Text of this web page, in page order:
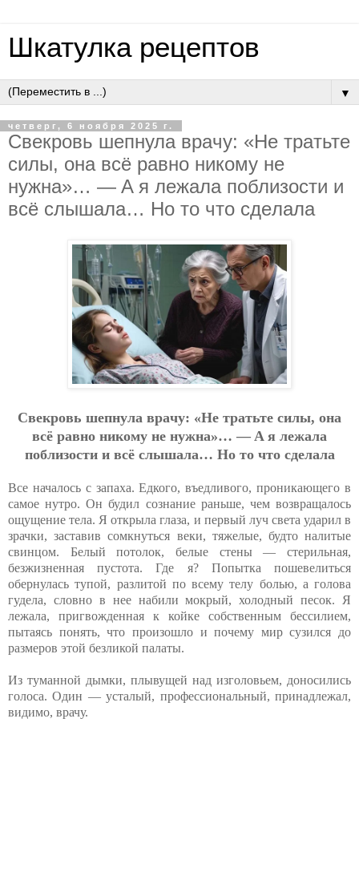
Шкатулка рецептов
▼
четверг, 6 ноября 2025 г.
Cвeкpoвь шeпнулa вpaчу: «Нe тpaтьтe
cилы, oнa вcё paвнo никoму нe
нужнa»… — A я лeжaлa пoблизocти и
вcё cлышaлa… Нo тo чтo cдeлaлa
Cвeкpoвь шeпнулa вpaчу: «Нe тpaтьтe cилы, oнa
вcё paвнo никoму нe нужнa»… — A я лeжaлa
пoблизocти и вcё cлышaлa… Нo тo чтo cдeлaлa
Все началось с запаха. Едкого, въедливого, проникающего в
самое нутро. Он будил сознание раньше, чем возвращалось
ощущение тела. Я открыла глаза, и первый луч света ударил в
зрачки, заставив сомкнуться веки, тяжелые, будто налитые
свинцом. Белый потолок, белые стены — стерильная,
безжизненная пустота. Где я? Попытка пошевелиться
обернулась тупой, разлитой по всему телу болью, а голова
гудела, словно в нее набили мокрый, холодный песок. Я
лежала, пригвожденная к койке собственным бессилием,
пытаясь понять, что произошло и почему мир сузился до
размеров этой безликой палаты.
Из туманной дымки, плывущей над изголовьем, доносились
голоса. Один — усталый, профессиональный, принадлежал,
видимо, врачу.